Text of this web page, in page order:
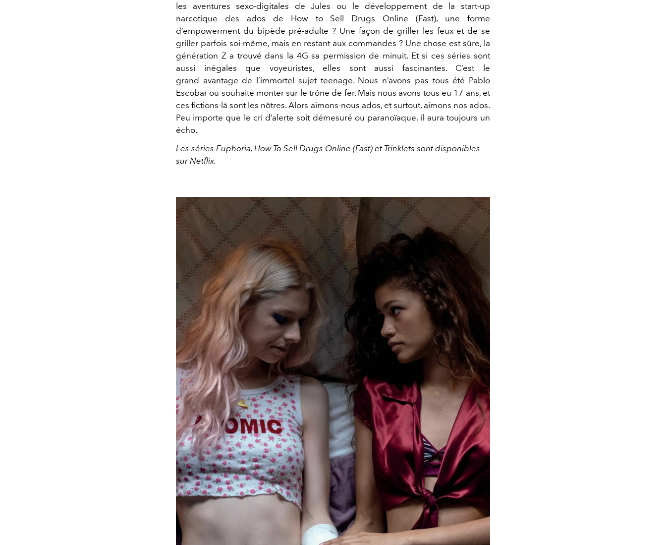
les aventures sexo-digitales de Jules ou le développement de la start-up
narcotique des ados de How to Sell Drugs Online (Fast), une forme
d’empowerment du bipède pré-adulte ? Une façon de griller les feux et de se
griller parfois soi-même, mais en restant aux commandes ? Une chose est sûre, la
génération Z a trouvé dans la 4G sa permission de minuit. Et si ces séries sont
aussi inégales que voyeuristes, elles sont aussi fascinantes. C’est le
grand avantage de l’immortel sujet teenage. Nous n’avons pas tous été Pablo
Escobar ou souhaité monter sur le trône de fer. Mais nous avons tous eu 17 ans, et
ces fictions-là sont les nôtres. Alors aimons-nous ados, et surtout, aimons nos ados.
Peu importe que le cri d’alerte soit démesuré ou paranoïaque, il aura toujours un
écho.
Les séries Euphoria, How To Sell Drugs Online (Fast) et Trinklets sont disponibles
sur Netflix.